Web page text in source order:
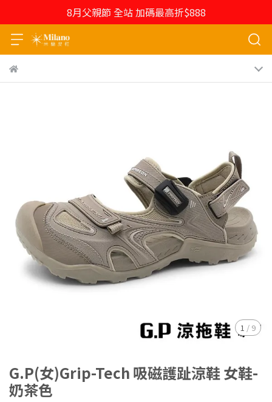
8月父親節 全站 加碼最高折$888
1 / 9
G.P(女)Grip-Tech 吸磁護趾涼鞋 女鞋-
奶茶色